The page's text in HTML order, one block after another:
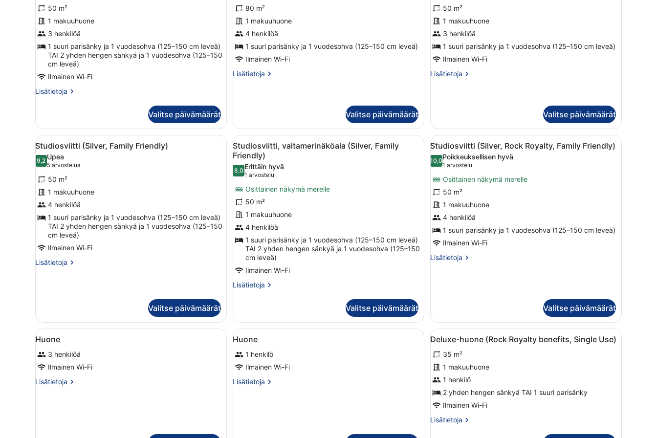
(Silver)
kuvat
50 m²
1 makuuhuone
3 henkilöä
1 suuri parisänky ja 1 vuodesohva (125–150 cm leveä)
TAI 2 yhden hengen sänkyä ja 1 vuodesohva (125–150
cm leveä)
Ilmainen Wi-Fi
Lisätietoja
Lisätietoja
(Silver)
Valitse päivämäärät
kuvat
80 m²
1 makuuhuone
4 henkilöä
1 suuri parisänky ja 1 vuodesohva (125–150 cm leveä)
Ilmainen Wi-Fi
Lisätietoja
Lisätietoja
Valitse päivämäärät
Rock
Royalty
benefits)
kuvat
50 m²
1 makuuhuone
3 henkilöä
1 suuri parisänky ja 1 vuodesohva (125–150 cm leveä)
Ilmainen Wi-Fi
Lisätietoja
Lisätietoja
benefits)
Valitse päivämäärät
Avaa
kaikki
huonetyypin
Studiosviitti
(Silver,
Family
Friendly)
kuvat
Moderni hotellihuone, jossa on sänky, sohva, sohvapöytä ja suuri ikkuna, josta avautuu näkymä kaupunkiin.
4
Studiosviitti (Silver, Family Friendly)
9,29,2 kautta 10
Upea
5 arvostelua
(5
arvostelua)
50 m²
1 makuuhuone
4 henkilöä
1 suuri parisänky ja 1 vuodesohva (125–150 cm leveä)
TAI 2 yhden hengen sänkyä ja 1 vuodesohva (125–150
cm leveä)
Ilmainen Wi-Fi
Lisätietoja
Lisätietoja
Valitse päivämäärät
Avaa
kaikki
huonetyypin
Studiosviitti,
valtamerinäköala
(Silver,
Family
Friendly)
kuvat
Moderni hotellihuone, jossa on keittiö, ruokailutila ja oleskeluhuone, jossa on suuri ikkuna.
6
Studiosviitti, valtamerinäköala (Silver, Family
Friendly)
8,08,0 kautta 10
Erittäin hyvä
1 arvostelu
(1
arvostelu)
Osittainen näkymä merelle
50 m²
1 makuuhuone
4 henkilöä
1 suuri parisänky ja 1 vuodesohva (125–150 cm leveä)
TAI 2 yhden hengen sänkyä ja 1 vuodesohva (125–150
cm leveä)
Ilmainen Wi-Fi
Lisätietoja
Lisätietoja
(Silver,
Family
Friendly)
Valitse päivämäärät
Avaa
kaikki
huonetyypin
Studiosviitti
(Silver,
Rock
Royalty,
Family
Friendly)
kuvat
Moderni olohuone, jossa on sohva,
8
Studiosviitti (Silver, Rock Royalty, Family Friendly)
10,010,0 kautta 10
Poikkeuksellisen hyvä
1 arvostelu
(1
arvostelu)
Osittainen näkymä merelle
50 m²
1 makuuhuone
4 henkilöä
1 suuri parisänky ja 1 vuodesohva (125–150 cm leveä)
Ilmainen Wi-Fi
Lisätietoja
Lisätietoja
Friendly)
Valitse päivämäärät
Avaa
kaikki
huonetyypin
Huone
kuvat
Hotellin aula, jossa on punainen matto, puinen vastaanottotiski ja suuri ikkuna, josta avautuu näkymä.
10
Huone
3 henkilöä
Ilmainen Wi-Fi
Lisätietoja
Lisätietoja
Avaa
kaikki
huonetyypin
Huone
kuvat
Moderni hotellihuone, jossa on suuri sänky, työpöytä, tuoli ja näkymä kaupungin ylle.
4
Huone
1 henkilö
Ilmainen Wi-Fi
Lisätietoja
Lisätietoja
Avaa
kaikki
huonetyypin
Deluxe-
huone
(Rock
Royalty
Single
Moderni hotellihuone, jossa on suuri
7
Deluxe-huone (Rock Royalty benefits, Single Use)
35 m²
1 makuuhuone
1 henkilö
2 yhden hengen sänkyä TAI 1 suuri parisänky
Ilmainen Wi-Fi
Lisätietoja
Lisätietoja